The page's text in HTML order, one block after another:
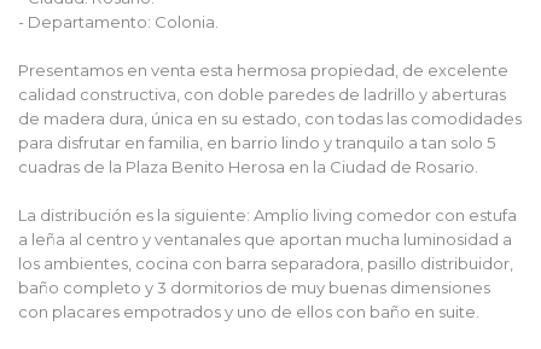
- Departamento: Colonia.
Presentamos en venta esta hermosa propiedad, de excelente
calidad constructiva, con doble paredes de ladrillo y aberturas
de madera dura, única en su estado, con todas las comodidades
para disfrutar en familia, en barrio lindo y tranquilo a tan solo 5
cuadras de la Plaza Benito Herosa en la Ciudad de Rosario.
La distribución es la siguiente: Amplio living comedor con estufa
a leña al centro y ventanales que aportan mucha luminosidad a
los ambientes, cocina con barra separadora, pasillo distribuidor,
baño completo y 3 dormitorios de muy buenas dimensiones
con placares empotrados y uno de ellos con baño en suite.